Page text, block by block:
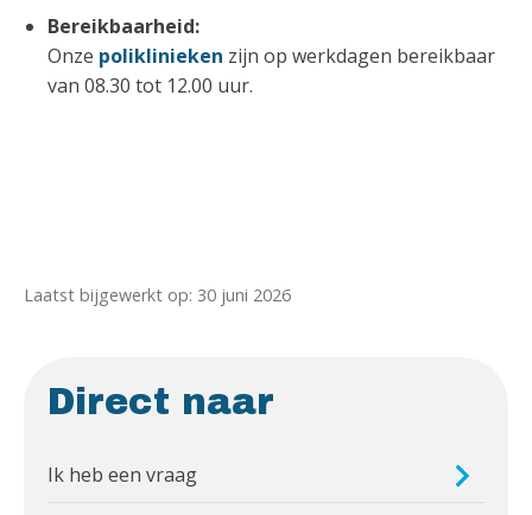
Bereikbaarheid:
Onze poliklinieken zijn op werkdagen bereikbaar
van 08.30 tot 12.00 uur.
Laatst bijgewerkt op: 30 juni 2026
Direct naar
Ik heb een vraag